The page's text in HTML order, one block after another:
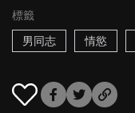
標籤
男同志
情慾